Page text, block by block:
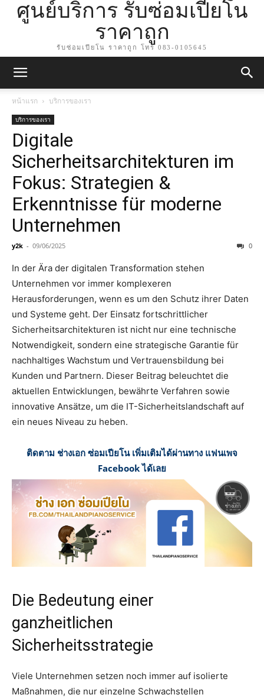
ศูนย์บริการ รับซ่อมเปียโน
ราคาถูก
รับซ่อมเปียโน ราคาถูก โทร 083-0105645
หน้าแรก บริการของเรา
บริการของเรา
Digitale
Sicherheitsarchitekturen im
Fokus: Strategien &
Erkenntnisse für moderne
Unternehmen
y2k - 09/06/2025 0
In der Ära der digitalen Transformation stehen
Unternehmen vor immer komplexeren
Herausforderungen, wenn es um den Schutz ihrer Daten
und Systeme geht. Der Einsatz fortschrittlicher
Sicherheitsarchitekturen ist nicht nur eine technische
Notwendigkeit, sondern eine strategische Garantie für
nachhaltiges Wachstum und Vertrauensbildung bei
Kunden und Partnern. Dieser Beitrag beleuchtet die
aktuellen Entwicklungen, bewährte Verfahren sowie
innovative Ansätze, um die IT-Sicherheitslandschaft auf
ein neues Niveau zu heben.
ติดตาม ช่างเอก ซ่อมเปียโน เพิ่มเติมได้ผ่านทาง แฟนเพจ
Facebook ได้เลย
Die Bedeutung einer
ganzheitlichen
Sicherheitsstrategie
Viele Unternehmen setzen noch immer auf isolierte
Maßnahmen, die nur einzelne Schwachstellen